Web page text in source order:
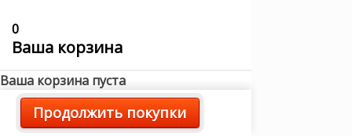
0
Ваша корзина
Ваша корзина пуста
Продолжить покупки